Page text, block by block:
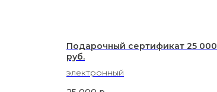
Подарочный сертификат 25 000
руб.
электронный